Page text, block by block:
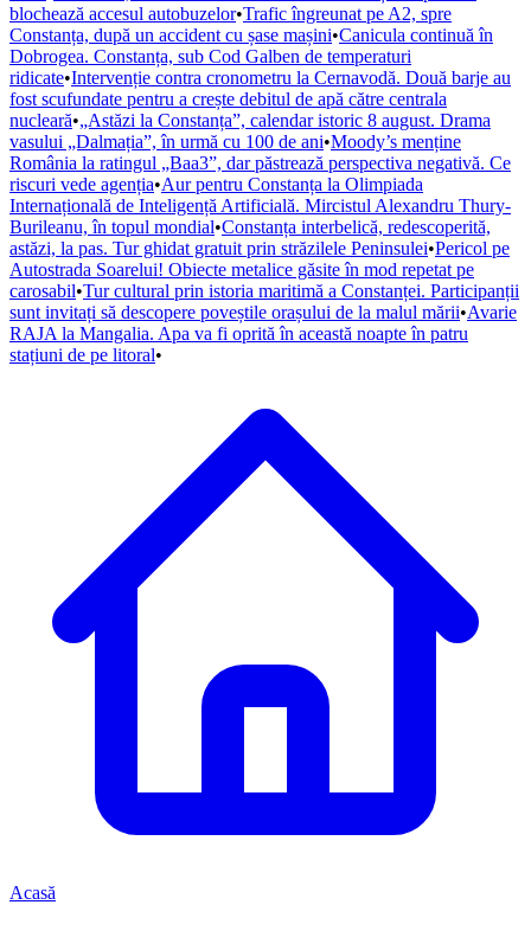
blochează accesul autobuzelor•Trafic îngreunat pe A2, spre
Constanța, după un accident cu șase mașini•Canicula continuă în
Dobrogea. Constanța, sub Cod Galben de temperaturi
ridicate•Intervenție contra cronometru la Cernavodă. Două barje au
fost scufundate pentru a crește debitul de apă către centrala
nucleară•„Astăzi la Constanța”, calendar istoric 8 august. Drama
vasului „Dalmația”, în urmă cu 100 de ani•Moody’s menține
România la ratingul „Baa3”, dar păstrează perspectiva negativă. Ce
riscuri vede agenția•Aur pentru Constanța la Olimpiada
Internațională de Inteligență Artificială. Mircistul Alexandru Thury-
Burileanu, în topul mondial•Constanța interbelică, redescoperită,
astăzi, la pas. Tur ghidat gratuit prin străzilele Peninsulei•Pericol pe
Autostrada Soarelui! Obiecte metalice găsite în mod repetat pe
carosabil•Tur cultural prin istoria maritimă a Constanței. Participanții
sunt invitați să descopere poveștile orașului de la malul mării•Avarie
RAJA la Mangalia. Apa va fi oprită în această noapte în patru
stațiuni de pe litoral•
Acasă